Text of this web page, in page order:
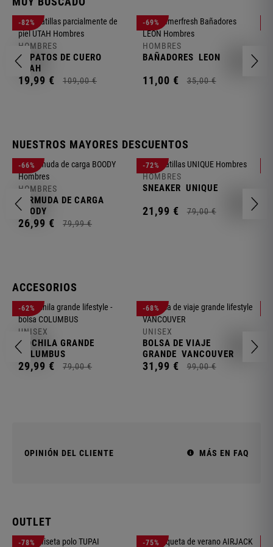
-82%
HOMBRES
ZAPATOS DE CUERO
UTAH
19,99 € 109,00 €
-69%
HOMBRES
BAÑADORES LEON
11,00 € 35,00 €
NUESTROS MAYORES DESCUENTOS
-66%
HOMBRES
BERMUDA DE CARGA
BOODY
26,99 € 79,99 €
-72%
HOMBRES
SNEAKER UNIQUE
21,99 € 79,00 €
ACCESORIOS
-62%
UNISEX
MOCHILA GRANDE
COLUMBUS
29,99 € 79,00 €
-68%
UNISEX
BOLSA DE VIAJE
GRANDE VANCOUVER
31,99 € 99,00 €
OPINIÓN DEL CLIENTE MÁS EN FAQ
OUTLET
-78% -75%